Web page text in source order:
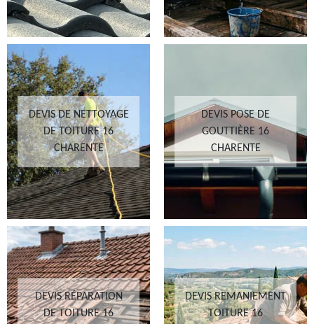
DEVIS DE NETTOYAGE
DE TOITURE 16
CHARENTE
DEVIS POSE DE
GOUTTIÈRE 16
CHARENTE
DEVIS RÉPARATION
DE TOITURE 16
DEVIS REMANIEMENT
TOITURE 16